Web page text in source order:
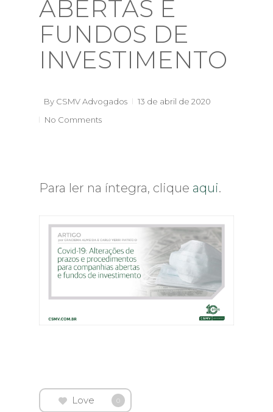
ABERTAS E
FUNDOS DE
INVESTIMENTO
By CSMV Advogados
13 de abril de 2020
No Comments
Para ler na íntegra, clique aqui.
Love 0